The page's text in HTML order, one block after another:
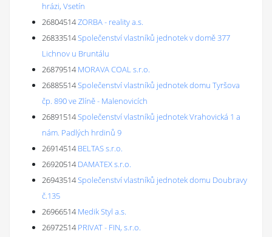
hrázi, Vsetín
26804514ZORBA - reality a.s.
26833514Společenství vlastníků jednotek v domě 377
Lichnov u Bruntálu
26879514 MORAVA COAL s.r.o.
26885514Společenství vlastníků jednotek domu Tyršova
čp. 890 ve Zlíně - Malenovicích
26891514Společenství vlastníků jednotek Vrahovická 1 a
nám. Padlých hrdinů 9
26914514 BELTAS s.r.o.
26920514 DAMATEX s.r.o.
26943514Společenství vlastníků jednotek domu Doubravy
č.135
26966514 Medik Styl a.s.
26972514 PRIVAT - FIN, s.r.o.